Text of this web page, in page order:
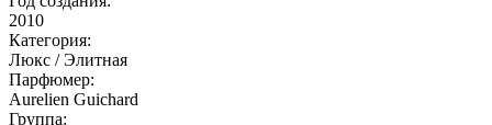
2010
Категория:
Люкс / Элитная
Парфюмер:
Aurelien Guichard
Группа: